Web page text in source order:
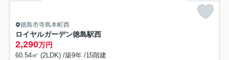
徳島市寺島本町西
ロイヤルガーデン徳島駅西
2,290万円
60.54㎡ (2LDK) /築9年 /15階建